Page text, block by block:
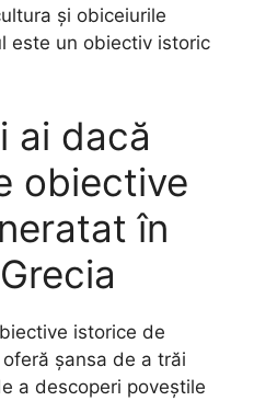
și obiceiurile
este un obiectiv istoric
ai dacă
obiective
în
istorice de
șansa de a trăi
a descoperi poveștile